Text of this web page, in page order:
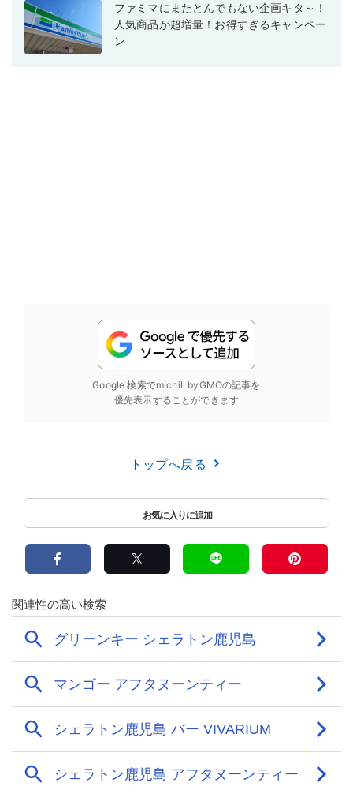
ファミマにまたとんでもない企画キタ～！
人気商品が超増量！お得すぎるキャンペー
ン
Google 検索でmichill byGMOの記事を
優先表示することができます
トップへ戻る